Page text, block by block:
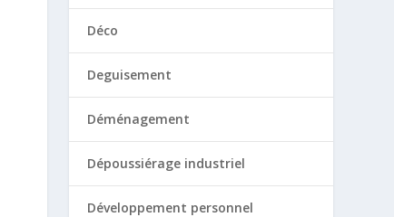
Déco
Deguisement
Déménagement
Dépoussiérage industriel
Développement personnel